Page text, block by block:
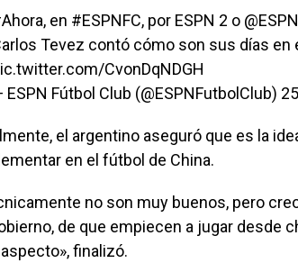
, en #ESPNFC, por ESPN 2 o
Tevez contó cómo son sus días en
CvonDqNDGH
ESPN Fútbol Club (@ESPNFutbolClub)
el argentino aseguró que es la
en el fútbol de China.
no son muy buenos, pero
de que empiecen a jugar desde
finalizó.